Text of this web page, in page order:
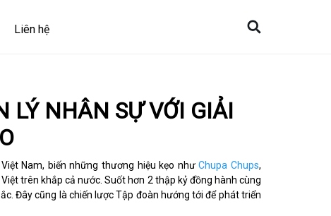
Liên hệ
LÝ NHÂN SỰ VỚI GIẢI
Nam, biến những thương hiệu kẹo nhưChupa Chups,
trên khắp cả nước. Suốt hơn 2 thập kỷ đồng hành cùng
Đây cũng là chiến lược Tập đoàn hướng tới để phát triển